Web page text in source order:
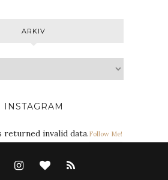
ARKIV
INSTAGRAM
returned invalid data.Follow Me!